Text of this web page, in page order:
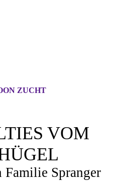
ZUCHT
VOM
Spranger